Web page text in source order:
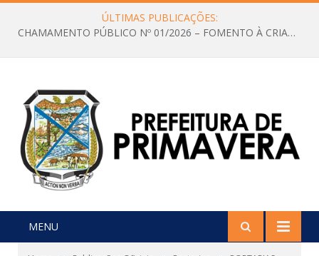
ÚLTIMAS PUBLICAÇÕES:
CHAMAMENTO PÚBLICO Nº 01/2026 – FOMENTO À CRIAÇÃO E A CIRCULAÇÃO DE PRODUÇÕES CULTURAIS – Aldir Blanc
MENU